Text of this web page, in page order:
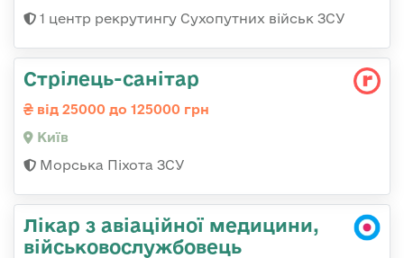
1 центр рекрутингу Сухопутних військ ЗСУ
Стрілець-санітар
від 25000 до 125000 грн
Київ
Морська Піхота ЗСУ
Лікар з авіаційної медицини,
військовослужбовець